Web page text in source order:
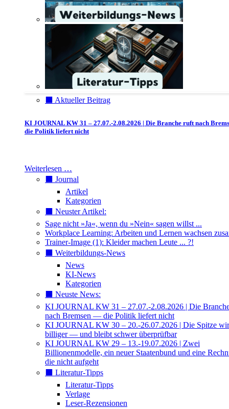
⬛️ Aktueller Beitrag
KI JOURNAL KW 31 – 27.07.-2.08.2026 | Die Branche ruft nach
die Politik liefert nicht
Weiterlesen …
⬛️ Journal
Artikel
Kategorien
⬛️ Neuster Artikel:
Sage nicht »Ja«, wenn du »Nein« sagen willst ...
Workplace Learning: Arbeiten und Lernen wachsen
Trainer-Image (1): Kleider machen Leute ... ?!
⬛️ Weiterbildungs-News
News
KI-News
Kategorien
⬛️ Neuste News:
KI JOURNAL KW 31 – 27.07.-2.08.2026 | Die
nach Bremsen — die Politik liefert nicht
KI JOURNAL KW 30 – 20.-26.07.2026 | Die Spitze
billiger — und bleibt schwer überprüfbar
KI JOURNAL KW 29 – 13.-19.07.2026 | Zwei
Billionenmodelle, ein neuer Staatenbund und eine
die nicht aufgeht
⬛️ Literatur-Tipps
Literatur-Tipps
Verlage
Leser-Rezensionen